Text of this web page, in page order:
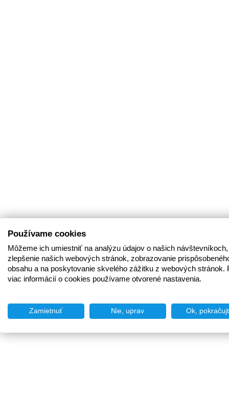
Používame cookies
Môžeme ich umiestniť na analýzu údajov o našich
zlepšenie našich webových stránok, zobrazovanie
obsahu a na poskytovanie skvelého zážitku z webových stránok.
viac informácií o cookies používame otvorené nastavenia.
Zamietnuť Nie, uprav Ok,